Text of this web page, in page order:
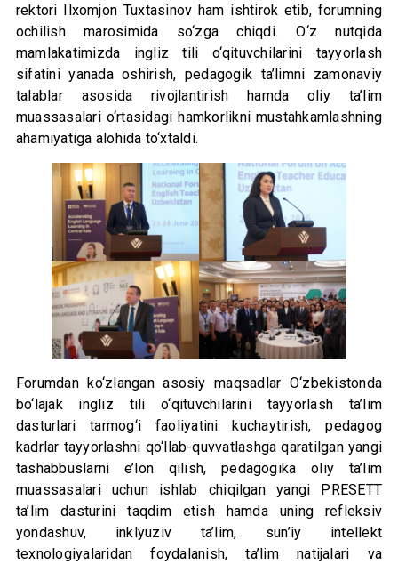
rektori Ilxomjon Tuxtasinov ham ishtirok etib, forumning
ochilish marosimida so‘zga chiqdi. O‘z nutqida
mamlakatimizda ingliz tili o‘qituvchilarini tayyorlash
sifatini yanada oshirish, pedagogik ta’limni zamonaviy
talablar asosida rivojlantirish hamda oliy ta’lim
muassasalari o‘rtasidagi hamkorlikni mustahkamlashning
ahamiyatiga alohida to‘xtaldi.
Forumdan ko‘zlangan asosiy maqsadlar O‘zbekistonda
bo‘lajak ingliz tili o‘qituvchilarini tayyorlash ta’lim
dasturlari tarmog‘i faoliyatini kuchaytirish, pedagog
kadrlar tayyorlashni qo‘llab-quvvatlashga qaratilgan yangi
tashabbuslarni e’lon qilish, pedagogika oliy ta’lim
muassasalari uchun ishlab chiqilgan yangi PRESETT
ta’lim dasturini taqdim etish hamda uning refleksiv
yondashuv, inklyuziv ta’lim, sun’iy intellekt
texnologiyalaridan foydalanish, ta’lim natijalari va